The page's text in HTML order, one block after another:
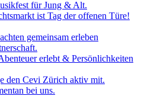
für Jung & Alt.
ist Tag der offenen Türe!
gemeinsam erleben
erlebt & Persönlichkeiten
den Cevi Zürich aktiv mit.
bei uns.